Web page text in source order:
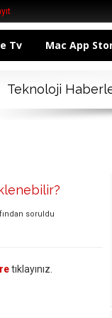
Tv Mac App
Teknoloji
soruldu
tıklayınız.